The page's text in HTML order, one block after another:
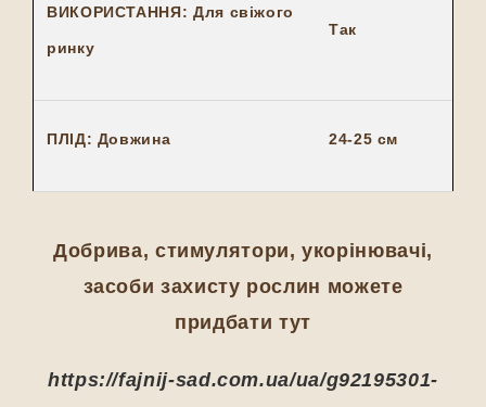
ВИКОРИСТАННЯ: Для свіжого
ринку
Так
ПЛІД: Довжина 24-25 см
Добрива, стимулятори, укорінювачі,
засоби захисту рослин можете
придбати тут
https://fajnij-sad.com.ua/ua/g92195301-